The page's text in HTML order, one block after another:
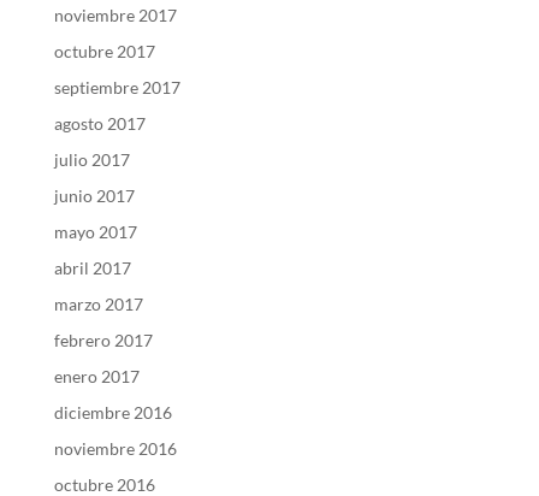
noviembre 2017
octubre 2017
septiembre 2017
agosto 2017
julio 2017
junio 2017
mayo 2017
abril 2017
marzo 2017
febrero 2017
enero 2017
diciembre 2016
noviembre 2016
octubre 2016